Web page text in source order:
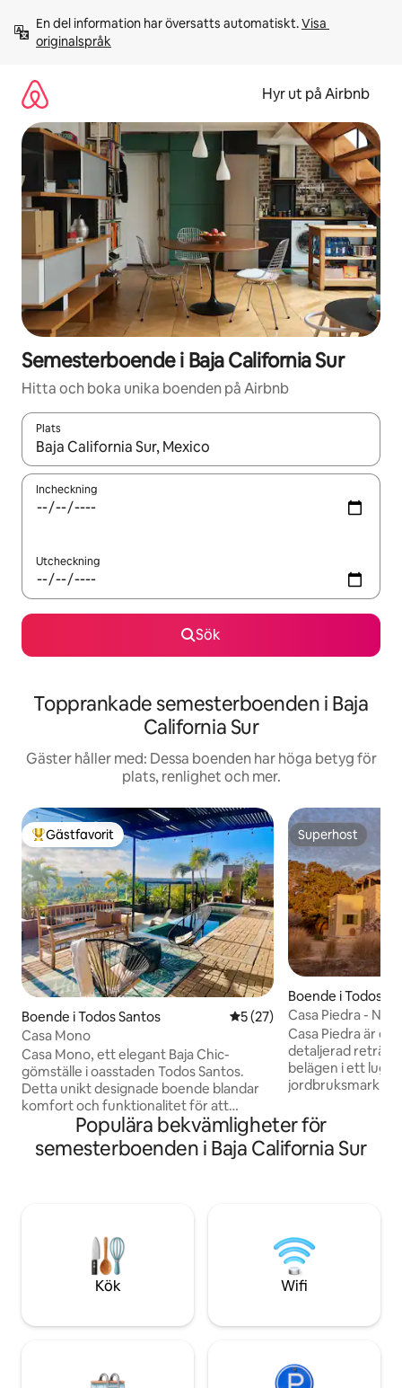
innehåll
En del information har översatts automatiskt. Visa
originalspråk
Hyr ut på Airbnb
Semesterboende i Baja California Sur
Hitta och boka unika boenden på Airbnb
Plats
När resultaten är tillgängliga kan du navigera med upp- och
Incheckning
Utcheckning
Sök
Topprankade semesterboenden i Baja
California Sur
Gäster håller med: Dessa boenden har höga betyg för
plats, renlighet och mer.
Populär gästfavorit
Gästfavorit
Boende i Todos Santos 5 av 5 i genomsnittligt
5 (27)
Casa Mono
Casa Mono, ett elegant Baja Chic-
gömställe i oasstaden Todos Santos.
Detta unikt designade boende blandar
komfort och funktionalitet för att
erbjuda dig en autentisk vistelse. Njut av
rymliga områden, vidsträckt havs- och
palmskogsutsikt, spektakulära
minuters bilresa till centro/centrum, 15
minuters promenad. Fullt utrustat kök
och episk utomhusgrill.
Superhost
Superhost
Boende i Todos
Casa Piedra -
Casa Piedra är
detaljerad reträtt
belägen i ett
jordbruksmark,
stränder.
vardagsrum och
öppnar till en
av mango-,
ligger nära en
POOL som
Populära bekvämligheter för
semesterboenden i Baja California Sur
Kök Wifi